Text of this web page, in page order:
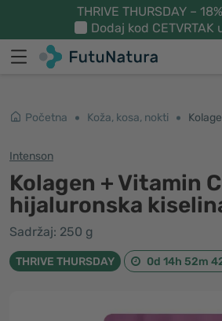
THRIVE THURSDAY –
Dodaj kod CETVRTAK
Početna Koža, kosa, nokti
Intenson
Kolagen + Vitamin
hijaluronska
Sadržaj: 250 g
THRIVE THURSDAY 0d 14h 52m